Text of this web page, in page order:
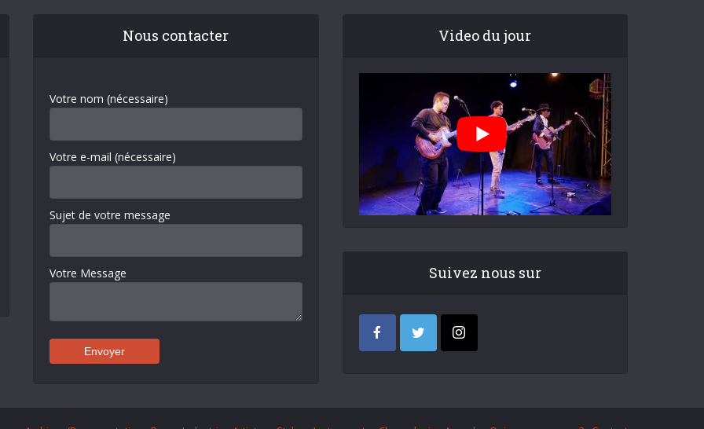
Nous contacter
Votre nom (nécessaire)
Votre e-mail (nécessaire)
Sujet de votre message
Votre Message
Video du jour
Suivez nous sur